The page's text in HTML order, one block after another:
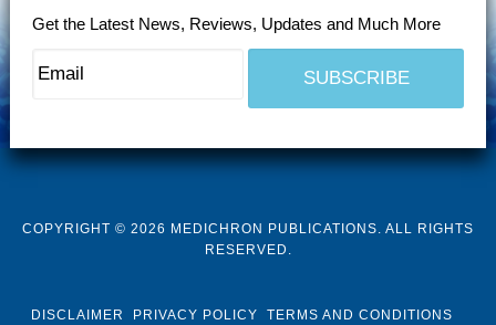
Get the Latest News, Reviews, Updates and Much More
COPYRIGHT © 2026 MEDICHRON PUBLICATIONS. ALL RIGHTS
RESERVED.
DISCLAIMER PRIVACY POLICY TERMS AND CONDITIONS